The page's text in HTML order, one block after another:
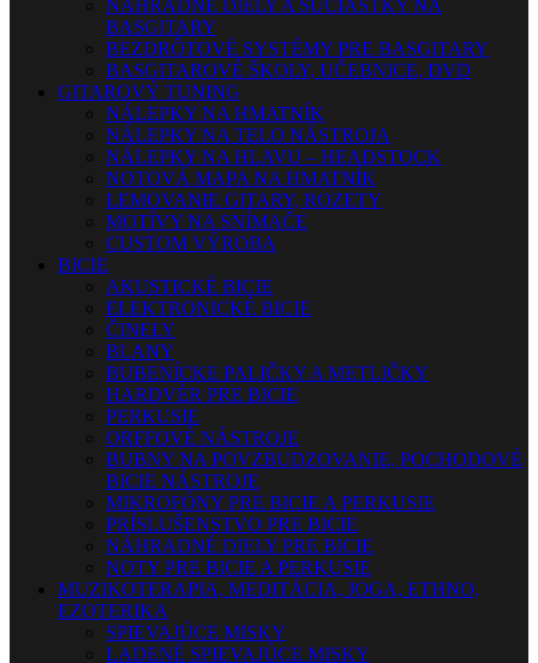
NÁHRADNÉ DIELY A SÚČIASTKY NA
BASGITARY
BEZDRÔTOVÉ SYSTÉMY PRE BASGITARY
BASGITAROVÉ ŠKOLY, UČEBNICE, DVD
GITAROVÝ TUNING
NÁLEPKY NA HMATNÍK
NÁLEPKY NA TELO NÁSTROJA
NÁLEPKY NA HLAVU – HEADSTOCK
NOTOVÁ MAPA NA HMATNÍK
LEMOVANIE GITARY, ROZETY
MOTÍVY NA SNÍMAČE
CUSTOM VÝROBA
BICIE
AKUSTICKÉ BICIE
ELEKTRONICKÉ BICIE
ČINELY
BLANY
BUBENÍCKE PALIČKY A METLIČKY
HARDVÉR PRE BICIE
PERKUSIE
ORFFOVÉ NÁSTROJE
BUBNY NA POVZBUDZOVANIE, POCHODOVÉ
BICIE NÁSTROJE
MIKROFÓNY PRE BICIE A PERKUSIE
PRÍSLUŠENSTVO PRE BICIE
NÁHRADNÉ DIELY PRE BICIE
NOTY PRE BICIE A PERKUSIE
MUZIKOTERAPIA, MEDITÁCIA, JOGA, ETHNO,
EZOTERIKA
SPIEVAJÚCE MISKY
LADENÉ SPIEVAJÚCE MISKY